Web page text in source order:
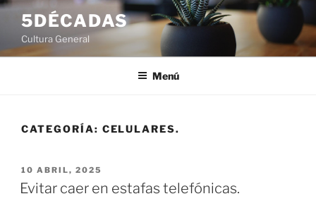
Saltar
contenido
5DÉCADAS
Cultura General
Menú
CATEGORÍA: CELULARES.
PUBLICADO
EL
10 ABRIL, 2025
Evitar caer en estafas telefónicas.